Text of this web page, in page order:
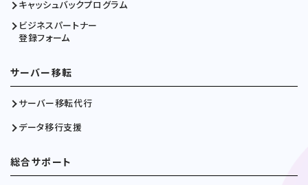
キャッシュバックプログラム
ビジネスパートナー
登録フォーム
サーバー移転
サーバー移転代行
データ移行支援
総合サポート